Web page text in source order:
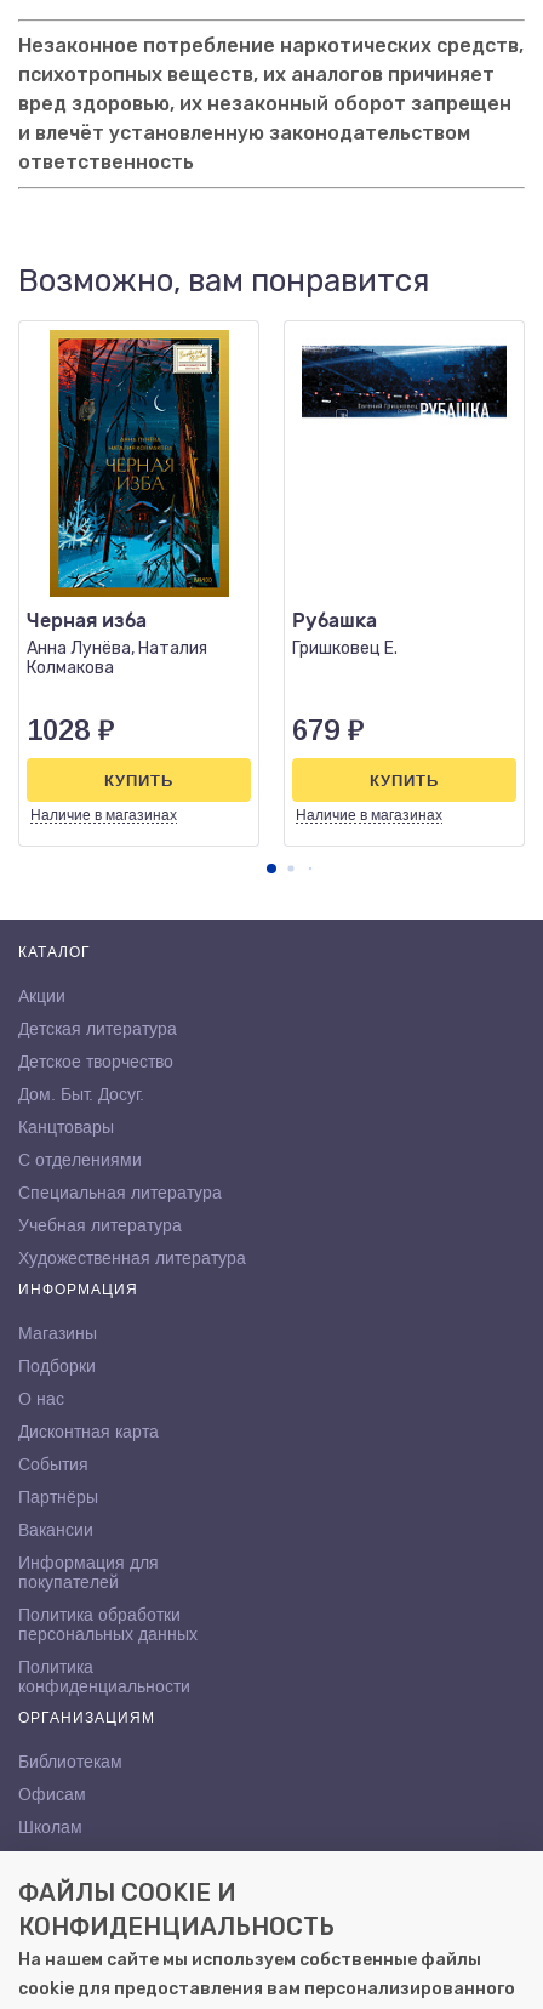
Незаконное потребление наркотических средств,
психотропных веществ, их аналогов причиняет
вред здоровью, их незаконный оборот запрещен
и влечёт установленную законодательством
ответственность
Возможно, вам понравится
Черная изба
Анна Лунёва, Наталия
Колмакова
1028 ₽
Наличие в магазинах
КУПИТЬ
Рубашка
Гришковец Е.
679 ₽
Наличие в магазинах
КУПИТЬ
КАТАЛОГ
Акции
Детская литература
Детское творчество
Дом. Быт. Досуг.
Канцтовары
С отделениями
Специальная литература
Учебная литература
Художественная литература
ИНФОРМАЦИЯ
Магазины
Подборки
О нас
Дисконтная карта
События
Партнёры
Вакансии
Информация для
покупателей
Политика обработки
персональных данных
Политика
конфиденциальности
ОРГАНИЗАЦИЯМ
Библиотекам
Офисам
Школам
КОНТАКТЫ
Саратов, ул. Осипова, 10А
+7 (8452) 72-65-65
gemera@moya-kniga.ru
ФАЙЛЫ COOKIE И
КОНФИДЕНЦИАЛЬНОСТЬ
На нашем сайте мы используем собственные файлы
cookie для предоставления вам персонализированного